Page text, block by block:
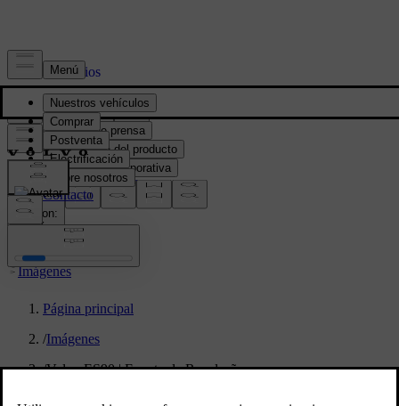
Prensa y Medios
Material de prensa
Información del producto
Información corporativa
Contacto de medios
location:
PY
Imágenes
Página principal
/Imágenes
/Volvo ES90 | Evento de Revelação